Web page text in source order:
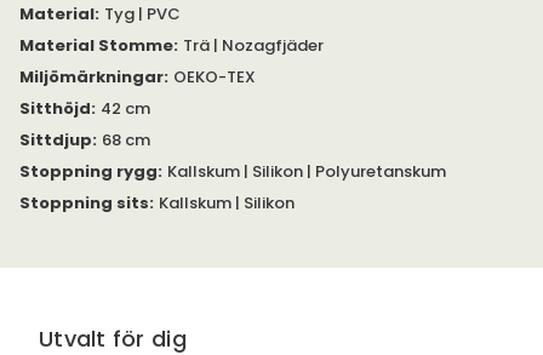
Kendall är en serie av Mogihome. Serien består, förutom fåtölj,
aven soffaochen pall.
Material: Tyg | PVC
Material Stomme: Trä | Nozagfjäder
Miljömärkningar: OEKO-TEX
Sitthöjd: 42 cm
Sittdjup: 68 cm
Stoppning rygg: Kallskum | Silikon | Polyuretanskum
Stoppning sits: Kallskum | Silikon
Utvalt för dig